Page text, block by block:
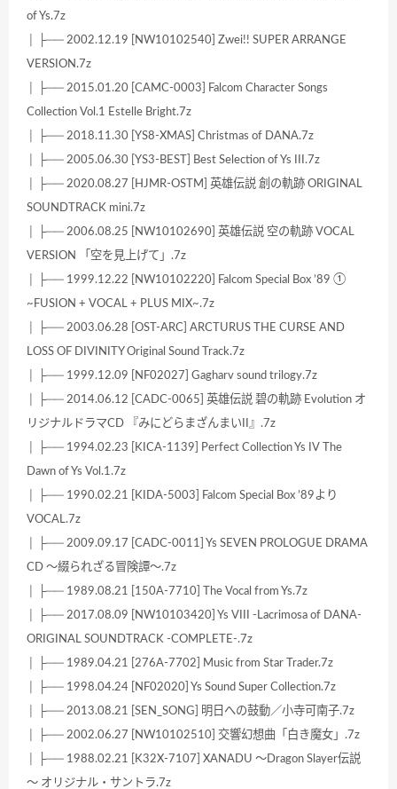
of Ys.7z
│ ├── 2002.12.19 [NW10102540] Zwei!! SUPER ARRANGE
VERSION.7z
│ ├── 2015.01.20 [CAMC-0003] Falcom Character Songs
Collection Vol.1 Estelle Bright.7z
│ ├── 2018.11.30 [YS8-XMAS] Christmas of DANA.7z
│ ├── 2005.06.30 [YS3-BEST] Best Selection of Ys III.7z
│ ├── 2020.08.27 [HJMR-OSTM] 英雄伝説 創の軌跡 ORIGINAL
SOUNDTRACK mini.7z
│ ├── 2006.08.25 [NW10102690] 英雄伝説 空の軌跡 VOCAL
VERSION 「空を見上げて」.7z
│ ├── 1999.12.22 [NW10102220] Falcom Special Box ’89 ①
~FUSION + VOCAL + PLUS MIX~.7z
│ ├── 2003.06.28 [OST-ARC] ARCTURUS THE CURSE AND
LOSS OF DIVINITY Original Sound Track.7z
│ ├── 1999.12.09 [NF02027] Gagharv sound trilogy.7z
│ ├── 2014.06.12 [CADC-0065] 英雄伝説 碧の軌跡 Evolution オ
リジナルドラマCD 『みにどらまざんまいII』.7z
│ ├── 1994.02.23 [KICA-1139] Perfect Collection Ys IV The
Dawn of Ys Vol.1.7z
│ ├── 1990.02.21 [KIDA-5003] Falcom Special Box ’89より
VOCAL.7z
│ ├── 2009.09.17 [CADC-0011] Ys SEVEN PROLOGUE DRAMA
CD ～綴られざる冒険譚～.7z
│ ├── 1989.08.21 [150A-7710] The Vocal from Ys.7z
│ ├── 2017.08.09 [NW10103420] Ys VIII -Lacrimosa of DANA-
ORIGINAL SOUNDTRACK -COMPLETE-.7z
│ ├── 1989.04.21 [276A-7702] Music from Star Trader.7z
│ ├── 1998.04.24 [NF02020] Ys Sound Super Collection.7z
│ ├── 2013.08.21 [SEN_SONG] 明日への鼓動／小寺可南子.7z
│ ├── 2002.06.27 [NW10102510] 交響幻想曲「白き魔女」.7z
│ ├── 1988.02.21 [K32X-7107] XANADU ～Dragon Slayer伝説
～ オリジナル・サントラ.7z